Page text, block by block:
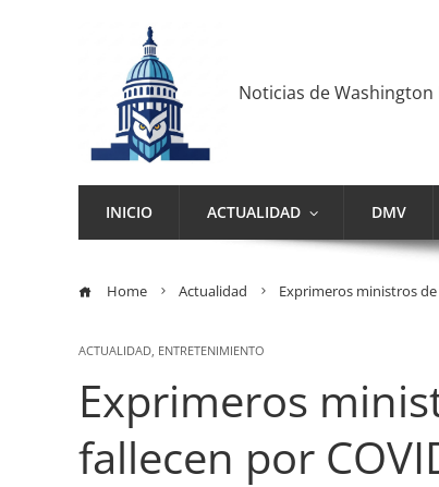
Noticias de
INICIO ACTUALIDAD DMV
Home Actualidad Exprimeros ministros de
ACTUALIDAD, ENTRETENIMIENTO
Exprimeros
fallecen por